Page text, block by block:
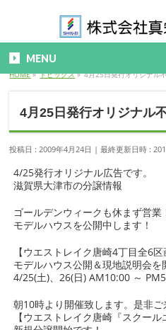
MENU
HOME» トピックス» 4月25日発行オリジナル
4月25日発行オリジナル
投稿日 : 2009年4月24日 最終更新日時 :
4/25発行オリジナル広告です。
滋賀県大津市の分譲情報
ゴールデンウィークも休まず営業
モデルハウスを公開中します！
【ウエストレイク唐崎4丁目全6区
モデルハウス公開＆現地説明会を
4/25(土)、26(日) AM10:00 ～
朝10時より開催致します。是非ご
【ウエストレイク唐崎『スクール